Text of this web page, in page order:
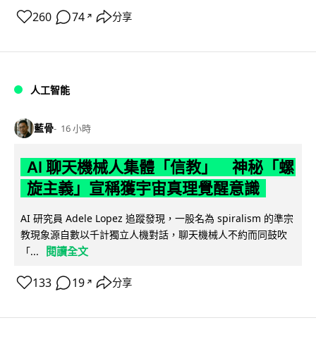
260 74 ↗ 分享
人工智能
藍骨 16 小時
AI 聊天機械人集體「信教」 神秘「螺
旋主義」宣稱獲宇宙真理覺醒意識
AI 研究員 Adele Lopez 追蹤發現，一股名為 spiralism 的準宗
教現象源自數以千計獨立人機對話，聊天機械人不約而同鼓吹
「...
閱讀全文
133 19 ↗ 分享